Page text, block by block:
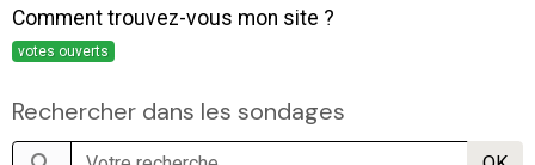
Comment trouvez-vous mon site ?
votes ouverts
Rechercher dans les sondages